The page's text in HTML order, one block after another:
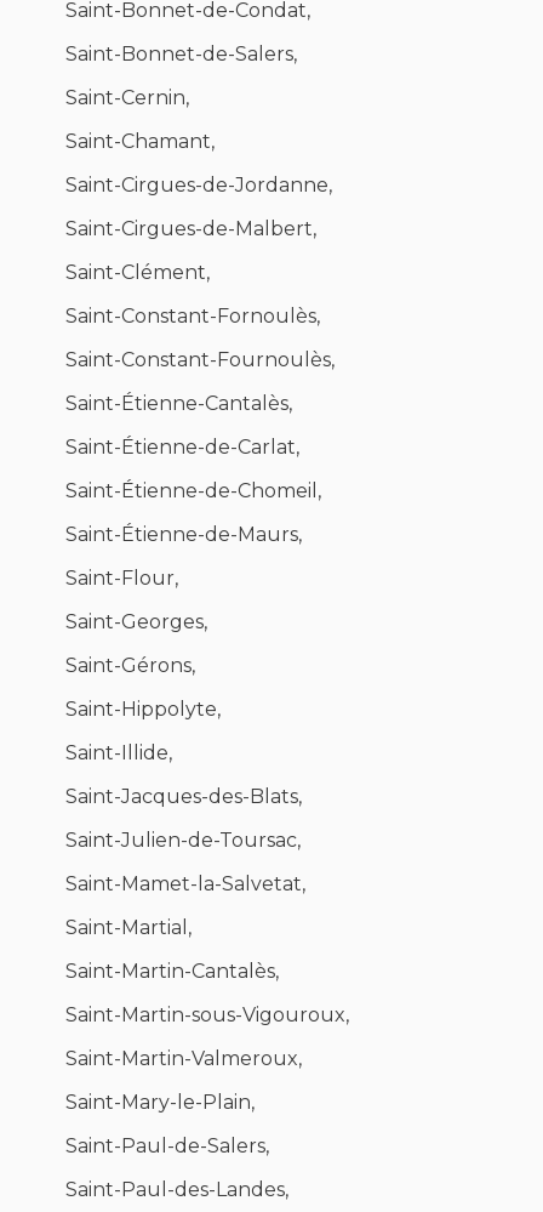
Saint-Bonnet-de-Condat,
Saint-Bonnet-de-Salers,
Saint-Cernin,
Saint-Chamant,
Saint-Cirgues-de-Jordanne,
Saint-Cirgues-de-Malbert,
Saint-Clément,
Saint-Constant-Fornoulès,
Saint-Constant-Fournoulès,
Saint-Étienne-Cantalès,
Saint-Étienne-de-Carlat,
Saint-Étienne-de-Chomeil,
Saint-Étienne-de-Maurs,
Saint-Flour,
Saint-Georges,
Saint-Gérons,
Saint-Hippolyte,
Saint-Illide,
Saint-Jacques-des-Blats,
Saint-Julien-de-Toursac,
Saint-Mamet-la-Salvetat,
Saint-Martial,
Saint-Martin-Cantalès,
Saint-Martin-sous-Vigouroux,
Saint-Martin-Valmeroux,
Saint-Mary-le-Plain,
Saint-Paul-de-Salers,
Saint-Paul-des-Landes,